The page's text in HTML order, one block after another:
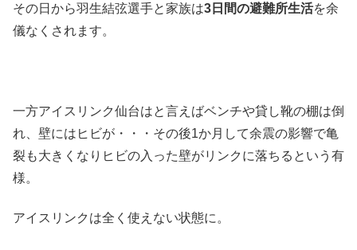
その日から羽生結弦選手と家族は3日間の避難所生活を余
儀なくされます。
一方アイスリンク仙台はと言えばベンチや貸し靴の棚は倒
れ、壁にはヒビが・・・その後1か月して余震の影響で亀
裂も大きくなりヒビの入った壁がリンクに落ちるという有
様。
アイスリンクは全く使えない状態に。